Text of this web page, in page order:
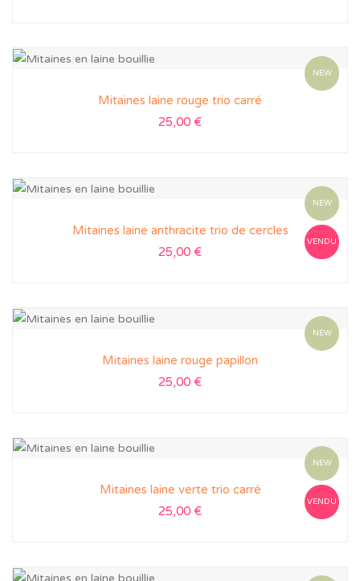
NEW
Mitaines laine rouge trio carré
25,00 €
NEW
VENDU
Mitaines laine anthracite trio de cercles
25,00 €
NEW
Mitaines laine rouge papillon
25,00 €
NEW
VENDU
Mitaines laine verte trio carré
25,00 €